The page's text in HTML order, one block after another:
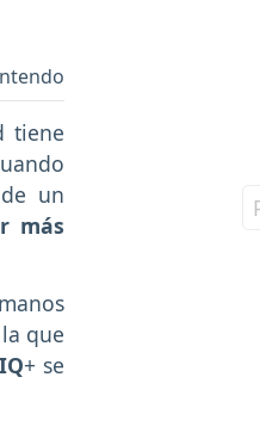
tiene
un
más
que
+ se